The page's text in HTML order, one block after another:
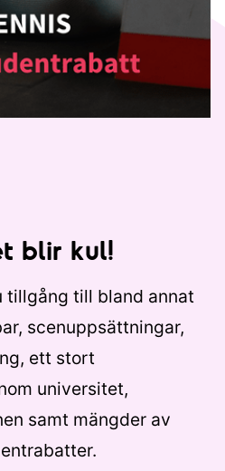
blir kul!
tillgång till bland annat
scenuppsättningar,
ett stort
universitet,
samt mängder av